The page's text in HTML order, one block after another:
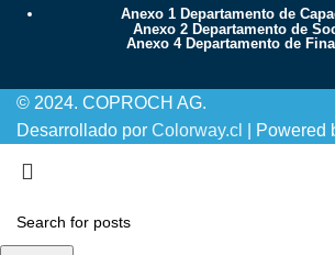
Anexo 1 Departamento de
Anexo 2 Departamento de
Anexo 4 Departamento de
© 2024. COPROCH AG.
Desarrollado por Colorway.cl | Powered